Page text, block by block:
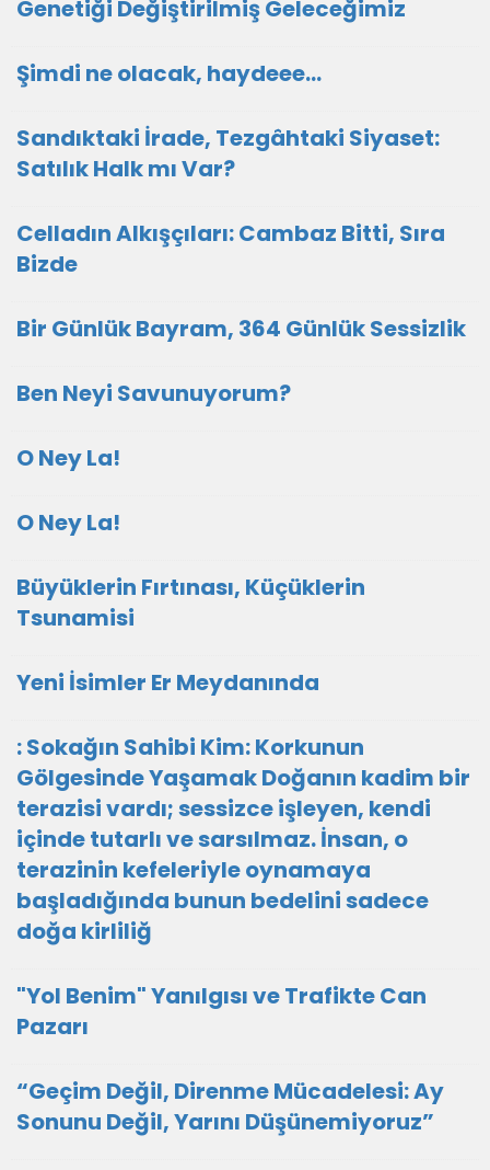
Genetiği Değiştirilmiş Geleceğimiz
Şimdi ne olacak, haydeee…
Sandıktaki İrade, Tezgâhtaki Siyaset:
Satılık Halk mı Var?
Celladın Alkışçıları: Cambaz Bitti, Sıra
Bizde
Bir Günlük Bayram, 364 Günlük Sessizlik
Ben Neyi Savunuyorum?
O Ney La!
O Ney La!
Büyüklerin Fırtınası, Küçüklerin
Tsunamisi
Yeni İsimler Er Meydanında
: Sokağın Sahibi Kim: Korkunun
Gölgesinde Yaşamak Doğanın kadim bir
terazisi vardı; sessizce işleyen, kendi
içinde tutarlı ve sarsılmaz. İnsan, o
terazinin kefeleriyle oynamaya
başladığında bunun bedelini sadece
doğa kirliliğ
"Yol Benim" Yanılgısı ve Trafikte Can
Pazarı
“Geçim Değil, Direnme Mücadelesi: Ay
Sonunu Değil, Yarını Düşünemiyoruz”